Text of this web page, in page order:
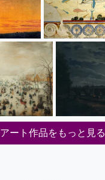
アート作品をもっと見る